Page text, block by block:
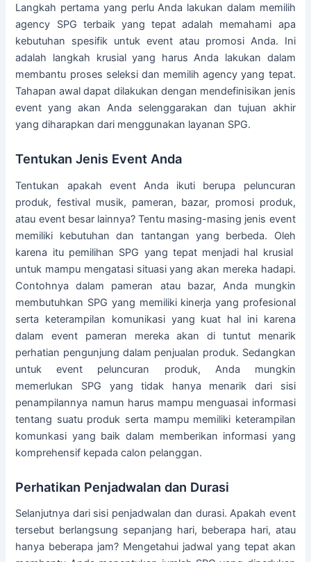
Langkah pertama yang perlu Anda lakukan dalam memilih
agency SPG terbaik yang tepat adalah memahami apa
kebutuhan spesifik untuk event atau promosi Anda. Ini
adalah langkah krusial yang harus Anda lakukan dalam
membantu proses seleksi dan memilih agency yang tepat.
Tahapan awal dapat dilakukan dengan mendefinisikan jenis
event yang akan Anda selenggarakan dan tujuan akhir
yang diharapkan dari menggunakan layanan SPG.
Tentukan Jenis Event Anda
Tentukan apakah event Anda ikuti berupa peluncuran
produk, festival musik, pameran, bazar, promosi produk,
atau event besar lainnya? Tentu masing-masing jenis event
memiliki kebutuhan dan tantangan yang berbeda. Oleh
karena itu pemilihan SPG yang tepat menjadi hal krusial
untuk mampu mengatasi situasi yang akan mereka hadapi.
Contohnya dalam pameran atau bazar, Anda mungkin
membutuhkan SPG yang memiliki kinerja yang profesional
serta keterampilan komunikasi yang kuat hal ini karena
dalam event pameran mereka akan di tuntut menarik
perhatian pengunjung dalam penjualan produk. Sedangkan
untuk event peluncuran produk, Anda mungkin
memerlukan SPG yang tidak hanya menarik dari sisi
penampilannya namun harus mampu menguasai informasi
tentang suatu produk serta mampu memiliki keterampilan
komunkasi yang baik dalam memberikan informasi yang
komprehensif kepada calon pelanggan.
Perhatikan Penjadwalan dan Durasi
Selanjutnya dari sisi penjadwalan dan durasi. Apakah event
tersebut berlangsung sepanjang hari, beberapa hari, atau
hanya beberapa jam? Mengetahui jadwal yang tepat akan